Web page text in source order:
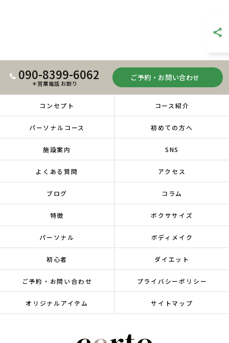
090-8399-6062
＊営業電話 お断り
ご予約・お問い合わせ
コンセプト コース紹介
パーソナルコース 初めての方へ
施設案内 SNS
よくある質問 アクセス
ブログ コラム
特徴 ボクササイズ
パーソナル ボディメイク
初心者 ダイエット
ご予約・お問い合わせ プライバシーポリシー
オリジナルアイテム サイトマップ